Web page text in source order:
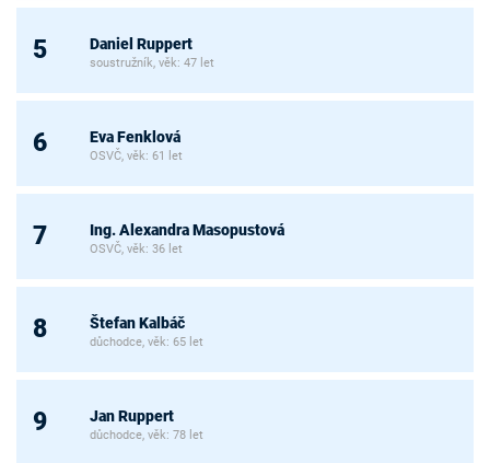
5 Daniel Ruppert
soustružník, věk: 47 let
6 Eva Fenklová
OSVČ, věk: 61 let
7 Ing. Alexandra Masopustová
OSVČ, věk: 36 let
8 Štefan Kalbáč
důchodce, věk: 65 let
9 Jan Ruppert
důchodce, věk: 78 let